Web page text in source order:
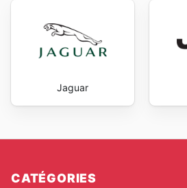
Jaguar
CATÉGORIES